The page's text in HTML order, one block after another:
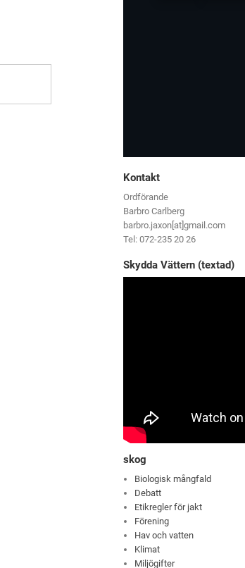
Kontakt
Ordförande
Barbro Carlberg
barbro.jaxon[at]gmail.com
Tel: 072-235 20 26
Skydda Vättern (textad)
skog
Biologisk mångfald
Debatt
Etikregler för jakt
Förening
Hav och vatten
Klimat
Miljögifter